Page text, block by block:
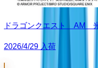
ドラゴンクエスト AM
2026/4/29 入荷